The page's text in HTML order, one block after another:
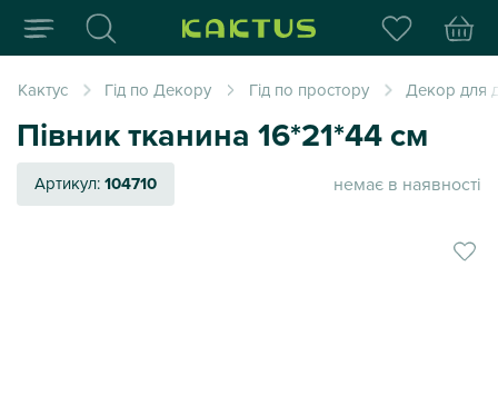
Інтернет-магазин
Кактус Гід по Декору Гід по простору Декор для
Півник тканина 16*21*44 см
Артикул:104710 немає в наявності